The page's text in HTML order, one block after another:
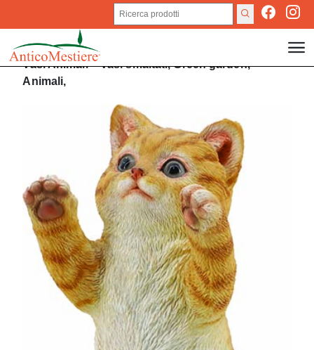
VasiAnimali>Vasi smaltati,Green garden,
Animali,